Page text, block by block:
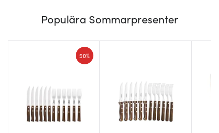
Populära Sommarpresenter
50%